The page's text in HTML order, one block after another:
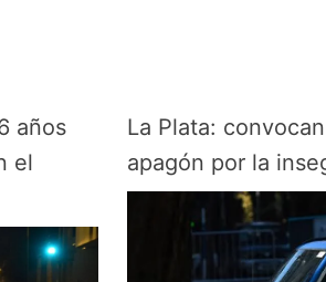
años
el
La Plata:
apagón por la